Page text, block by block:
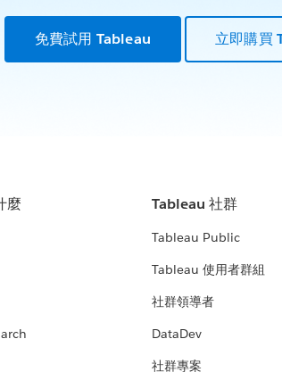
免費試用 Tableau 立即購買
麼 Tableau 社群
Tableau Public
Tableau 使用者群組
社群領導者
DataDev
社群專案